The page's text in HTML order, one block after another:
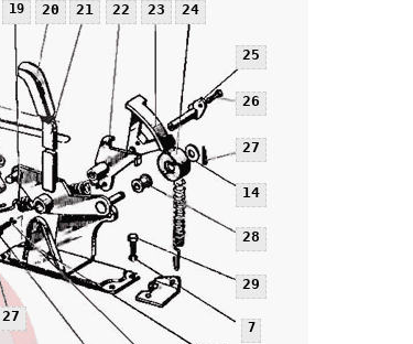
7
14
19 20 21 22 23 24
25
26
27
27
28
29